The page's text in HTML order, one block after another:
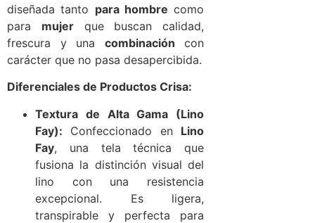
diseñada tanto para hombre como
para mujerque buscan calidad,
frescura y una combinación con
carácter que no pasa desapercibida.
Diferenciales de Productos Crisa:
Textura de Alta Gama (Lino
Fay): Confeccionado en Lino
Fay, una tela técnica que
fusiona la distinción visual del
lino con una resistencia
excepcional. Es ligera,
transpirable y perfecta para